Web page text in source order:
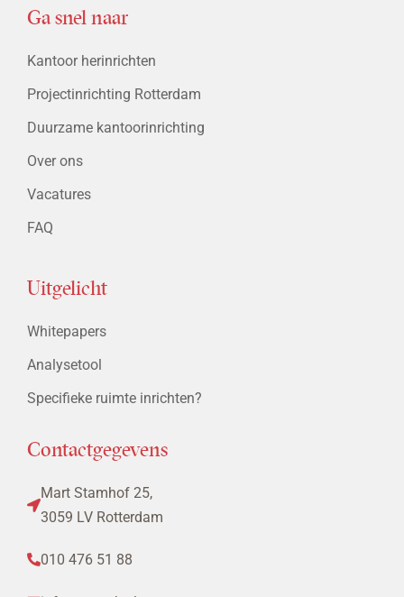
Ga snel naar
Kantoor herinrichten
Projectinrichting Rotterdam
Duurzame kantoorinrichting
Over ons
Vacatures
FAQ
Uitgelicht
Whitepapers
Analysetool
Specifieke ruimte inrichten?
Contactgegevens
Mart Stamhof 25,
3059 LV Rotterdam
010 476 51 88